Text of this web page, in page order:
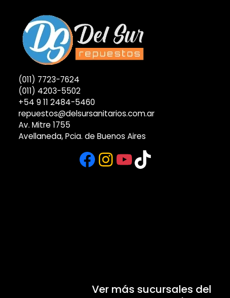
(011) 7723-7624
(011) 4203-5502
+54 9 11 2484-5460
repuestos@delsursanitarios.com.ar
Av. Mitre 1755
Avellaneda, Pcia. de Buenos Aires
Facebook
Instagram
YouTube
TikTok
Ver más sucursales del